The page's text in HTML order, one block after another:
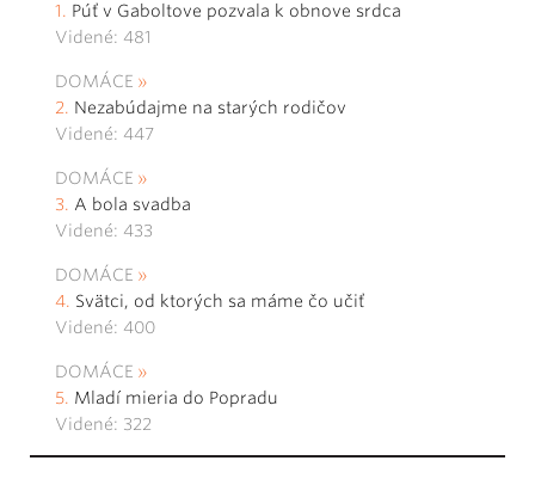
Púť v Gaboltove pozvala k obnove srdca
Videné: 481
DOMÁCE
Nezabúdajme na starých rodičov
Videné: 447
DOMÁCE
A bola svadba
Videné: 433
DOMÁCE
Svätci, od ktorých sa máme čo učiť
Videné: 400
DOMÁCE
Mladí mieria do Popradu
Videné: 322